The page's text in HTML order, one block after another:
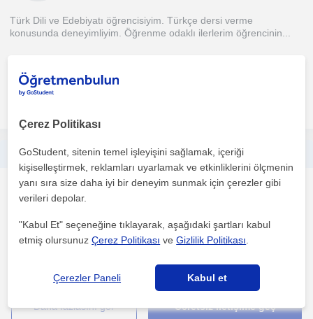
Türk Dili ve Edebiyatı öğrencisiyim. Türkçe dersi verme
konusunda deneyimliyim. Öğrenme odaklı ilerlerim öğrencinin...
Cografya
sorusu yaziyorum. Tyt, Ayt ve KPSS için konu anlatimi v...
daha fazlasını gör Ücretsiz iletişime geç
Çerez Politikası
GoStudent, sitenin temel işleyişini sağlamak, içeriği
kişiselleştirmek, reklamları uyarlamak ve etkinliklerini ölçmenin
yanı sıra size daha iyi bir deneyim sunmak için çerezler gibi
verileri depolar.
"Kabul Et" seçeneğine tıklayarak, aşağıdaki şartları kabul
etmiş olursunuzÇerez Politikası veGizlilik Politikası
Çerezler Paneli Kabul et